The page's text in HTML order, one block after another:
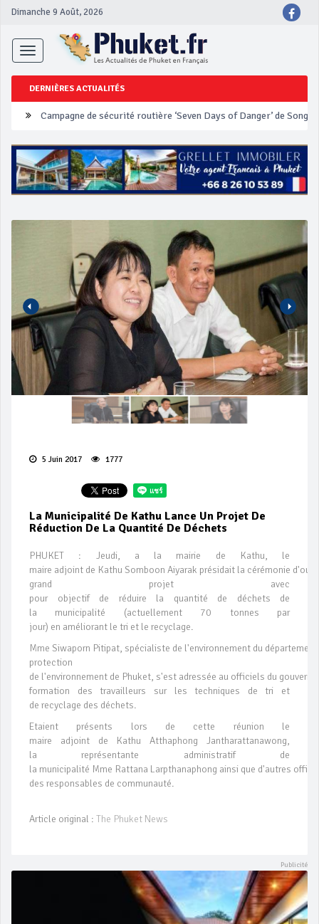
Dimanche 9 Août, 2026
Toggle
navigation
DERNIÈRES ACTUALITÉS
Un touriste français blessé en se faisant arracher son collier en
Phuket Peranakan Festival
‘Phuket Eye’ assurera la sécurité pendant Songkran
Campagne de sécurité routière ‘Seven Days of Danger’ de
5 Juin 2017 1777
La Municipalité De Kathu Lance Un Projet De
Réduction De La Quantité De Déchets
PHUKET : Jeudi, a la mairie de Kathu, le
maire adjoint de Kathu Somboon Aiyarak présidait la cérémonie
grand projet avec
pour objectif de réduire la quantité de déchets de
la municipalité (actuellement 70 tonnes par
jour) en améliorant le tri et le recyclage.
Mme Siwaporn Pitipat, spécialiste de l'environnement du département
protection
de l'environnement de Phuket, s'est adressée au officiels du
formation des travailleurs sur les techniques de tri et
de recyclage des déchets.
Etaient présents lors de cette réunion le
maire adjoint de Kathu Atthaphong Jantharattanawong,
la représentante administratif de
la municipalité Mme Rattana Larpthanaphong ainsi que d'autres
des responsables de communauté.
Article original : The Phuket News